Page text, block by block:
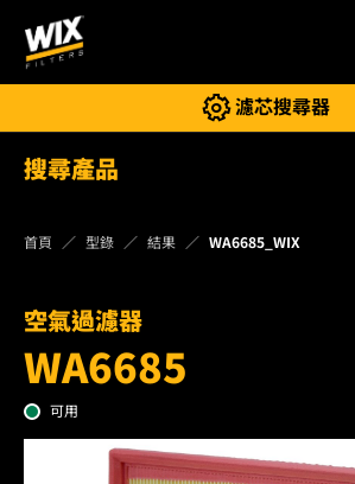
濾芯搜尋器
搜尋產品
首頁 型錄 結果 WA6685_WIX
空氣過濾器
WA6685
可用